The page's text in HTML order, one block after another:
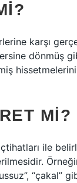
karşı
dönmüş
MI?
ile